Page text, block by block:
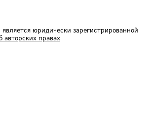
является юридически зарегистрированной
авторских правах